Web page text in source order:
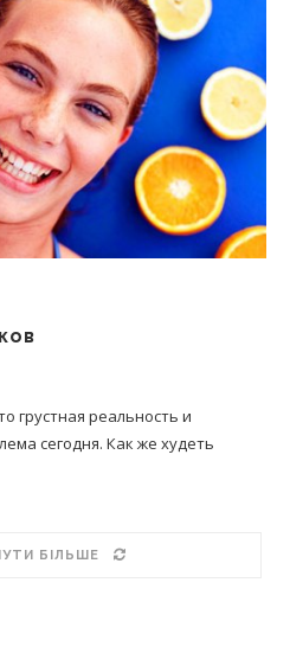
грустная реальность и
сегодня. Как же худеть
БІЛЬШЕ